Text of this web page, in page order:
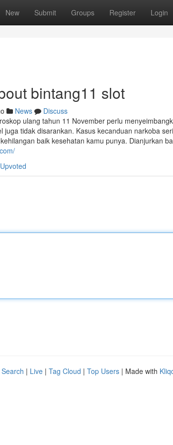
New Submit Groups Register Login
bintang11 slot
News
Discuss
ulang tahun 11 November perlu
juga tidak disarankan. Kasus kecanduan narkoba
baik kesehatan kamu punya. Dianjurkan
| Live | Tag Cloud | Top Users | Made with